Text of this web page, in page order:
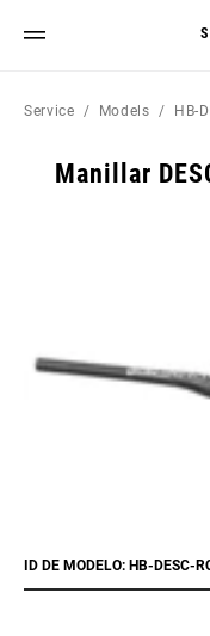
Service Models HB-
Manillar
ID DE MODELO: HB-DESC-